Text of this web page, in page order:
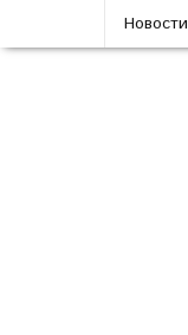
Новости